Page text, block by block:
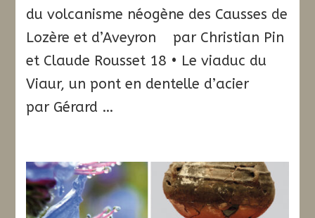
du volcanisme néogène des Causses de
Lozère et d’Aveyron par Christian Pin
et Claude Rousset 18 • Le viaduc du
Viaur, un pont en dentelle d’acier
par Gérard …